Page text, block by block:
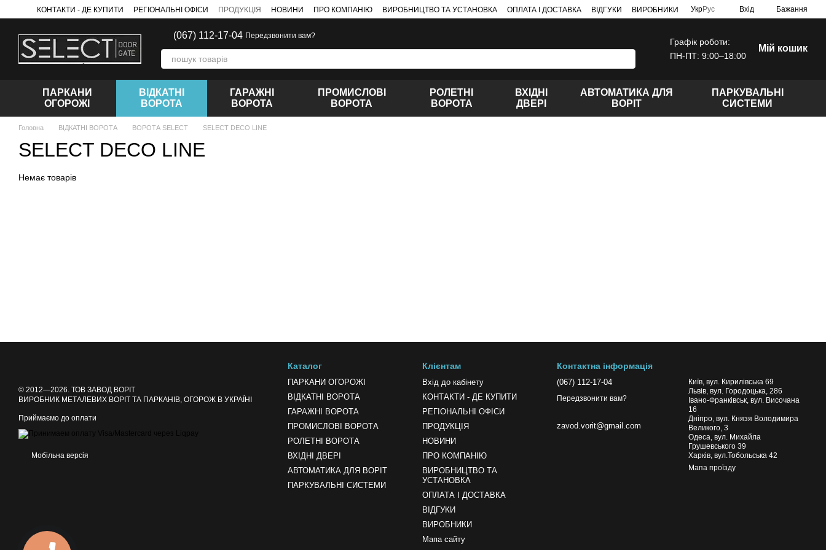
Перейти до основного контенту
КОНТАКТИ - ДЕ КУПИТИ РЕГІОНАЛЬНІ ОФІСИ ПРОДУКЦІЯ НОВИНИ ПРО КОМПАНІЮ ВИРОБНИЦТВО ТА УСТАНОВКА ОПЛАТА І ДОСТАВКА ВІДГУКИ ВИРОБНИКИ УкрРус Вхід Бажання
(067) 112-17-04 Передзвонити вам?
Графік роботи:
ПН-ПТ: 9:00–18:00
Мій кошик
ПАРКАНИ
ОГОРОЖІ
ВІДКАТНІ
ВОРОТА
ГАРАЖНІ
ВОРОТА
ПРОМИСЛОВІ
ВОРОТА
РОЛЕТНІ
ВОРОТА
ВХІДНІ
ДВЕРІ
АВТОМАТИКА ДЛЯ
ВОРІТ
ПАРКУВАЛЬНІ
СИСТЕМИ
Головна ВІДКАТНІ ВОРОТА ВОРОТА SELECT SELECT DECO LINE
SELECT DECO LINE
Немає товарів
© 2012—2026. ТОВ ЗАВОД ВОРІТ
ВИРОБНИК МЕТАЛЕВИХ ВОРІТ ТА ПАРКАНІВ, ОГОРОЖ В УКРАЇНІ
Приймаємо до оплати
Мобільна версія
Каталог
ПАРКАНИ ОГОРОЖІ
ВІДКАТНІ ВОРОТА
ГАРАЖНІ ВОРОТА
ПРОМИСЛОВІ ВОРОТА
РОЛЕТНІ ВОРОТА
ВХІДНІ ДВЕРІ
АВТОМАТИКА ДЛЯ ВОРІТ
ПАРКУВАЛЬНІ СИСТЕМИ
Клієнтам
Вхід до кабінету
КОНТАКТИ - ДЕ КУПИТИ
РЕГІОНАЛЬНІ ОФІСИ
ПРОДУКЦІЯ
НОВИНИ
ПРО КОМПАНІЮ
ВИРОБНИЦТВО ТА
УСТАНОВКА
ОПЛАТА І ДОСТАВКА
ВІДГУКИ
ВИРОБНИКИ
Мапа сайту
Контактна інформація
(067) 112-17-04
Передзвонити вам?
zavod.vorit@gmail.com
Київ, вул. Кирилівська 69
Львів, вул. Городоцька, 286
Івано-Франківськ, вул. Височана
16
Дніпро, вул. Князя Володимира
Великого, 3
Одеса, вул. Михайла
Грушевського 39
Харків, вул.Тобольська 42
Мапа проїзду